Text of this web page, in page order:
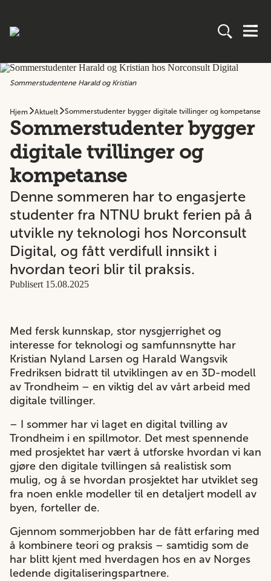
Sommerstudentene Harald og Kristian
Hjem Aktuelt Sommerstudenter bygger digitale tvillinger og kompetanse
Sommerstudenter bygger
digitale tvillinger og
kompetanse
Denne sommeren har to engasjerte
studenter fra NTNU brukt ferien på å
utvikle ny teknologi hos Norconsult
Digital, og fått verdifull innsikt i
hvordan teori blir til praksis.
Publisert 15.08.2025
Med fersk kunnskap, stor nysgjerrighet og
interesse for teknologi og samfunnsnytte har
Kristian Nyland Larsen og Harald Wangsvik
Fredriksen bidratt til utviklingen av en 3D-modell
av Trondheim – en viktig del av vårt arbeid med
digitale tvillinger.
– I sommer har vi laget en digital tvilling av
Trondheim i en spillmotor. Det mest spennende
med prosjektet har vært å utforske hvordan vi kan
gjøre den digitale tvillingen så realistisk som
mulig, og å se hvordan prosjektet har utviklet seg
fra noen enkle modeller til en detaljert modell av
byen, forteller de.
Gjennom sommerjobben har de fått erfaring med
å kombinere teori og praksis – samtidig som de
har blitt kjent med hverdagen hos en av Norges
ledende digitaliseringspartnere.